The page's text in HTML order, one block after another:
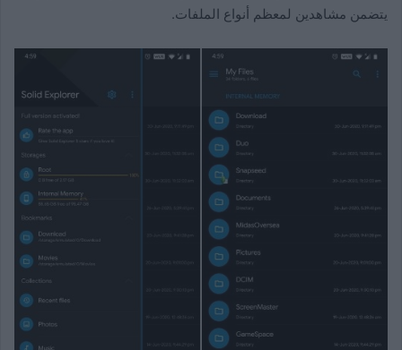
يتضمن مشاهدين لمعظم أنواع الملفات.